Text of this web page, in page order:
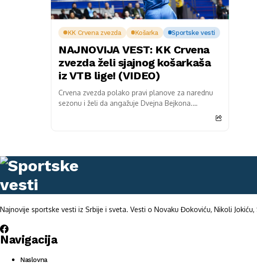
KK Crvena zvezda Košarka Sportske vesti
NAJNOVIJA VEST: KK Crvena
zvezda želi sjajnog košarkaša
iz VTB lige! (VIDEO)
Crvena zvezda polako pravi planove za narednu
sezonu i želi da angažuje Dvejna Bejkona.
Najnovije sportske vesti iz Srbije i sveta. Vesti o Novaku Đokoviću, Nikoli
Navigacija
Naslovna